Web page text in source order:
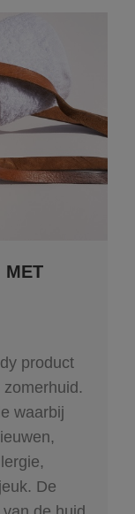
MET
product
waarbij
De